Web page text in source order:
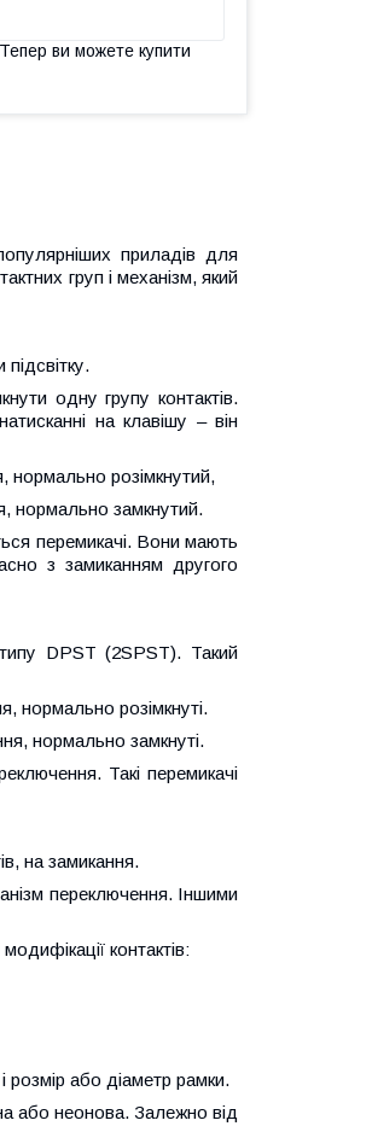
Тепер ви можете купити
приладів для
груп і механізм, який
одну групу контактів.
на клавішу – він
розімкнутий,
нормально замкнутий.
перемикачі. Вони мають
з замиканням другого
DPST (2SPST). Такий
нормально розімкнуті.
нормально замкнуті.
Такі перемикачі
на замикання.
переключення. Іншими
контактів:
розмір або діаметр рамки.
або неонова. Залежно від